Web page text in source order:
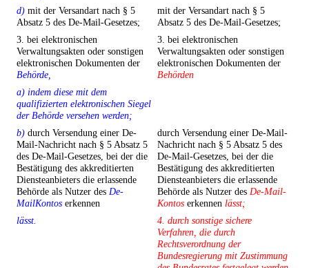
d) mit der Versandart nach § 5
Absatz 5 des De-Mail-Gesetzes;
mit der Versandart nach § 5
Absatz 5 des De-Mail-Gesetzes;
3. bei elektronischen
Verwaltungsakten oder sonstigen
elektronischen Dokumenten der
Behörde,
3. bei elektronischen
Verwaltungsakten oder sonstigen
elektronischen Dokumenten der
Behörden
a) indem diese mit dem
qualifizierten elektronischen Siegel
der Behörde versehen werden;
b) durch Versendung einer De-
Mail-Nachricht nach § 5 Absatz 5
des De-Mail-Gesetzes, bei der die
Bestätigung des akkreditierten
Diensteanbieters die erlassende
Behörde als Nutzer des De-
MailKontos erkennen
durch Versendung einer De-Mail-
Nachricht nach § 5 Absatz 5 des
De-Mail-Gesetzes, bei der die
Bestätigung des akkreditierten
Diensteanbieters die erlassende
Behörde als Nutzer des De-Mail-
Kontos erkennen lässt;
lässt.
4. durch sonstige sichere
Verfahren, die durch
Rechtsverordnung der
Bundesregierung mit Zustimmung